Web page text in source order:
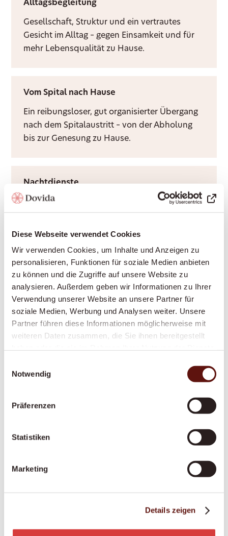
Diese Webseite verwendet Cookies
Wir verwenden Cookies, um Inhalte und Anzeigen zu
personalisieren, Funktionen für soziale Medien anbieten
zu können und die Zugriffe auf unsere Website zu
analysieren. Außerdem geben wir Informationen zu Ihrer
Verwendung unserer Website an unsere Partner für
soziale Medien, Werbung und Analysen weiter. Unsere
Partner führen diese Informationen möglicherweise mit
weiteren Daten zusammen, die Sie ihnen bereitgestellt
Notwendig
Präferenzen
Statistiken
Marketing
Details zeigen
Alltagsbegleitung
Gesellschaft, Struktur und ein vertrautes
Gesicht im Alltag – gegen Einsamkeit und für
mehr Lebensqualität zu Hause.
Vom Spital nach Hause
Ein reibungsloser, gut organisierter Übergang
nach dem Spitalaustritt – von der Abholung
bis zur Genesung zu Hause.
Nachtdienste
Ruhige Nächte für Sie und Ihre Angehörigen –
durch Rufbereitschaft oder aktive Sitzwache,
Grundpflege
Würdevolle Unterstützung bei Körperpflege
und Mobilität, durch Krankenkassen
respektiert fühlen.
Anstellung pflegende Angehörige
finanziell und fachlich ab – mit fairer
365 Tagen.
vertrauten Zuhause – einfühlsam begleitet, in